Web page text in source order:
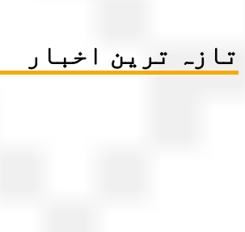
تازہ ترین اخبار